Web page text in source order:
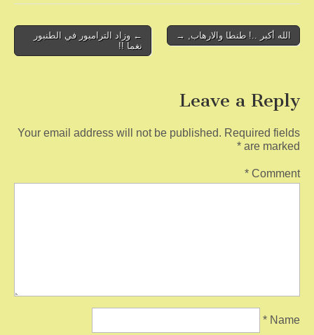
oPost
← وزاد الترامبور في الطنبور
نغما !!
الله أكبر ..! طنطا والارهاب, →
Leave a Reply
Your email address will not be published. Required fields
are marked
*
Comment
*
Name
*